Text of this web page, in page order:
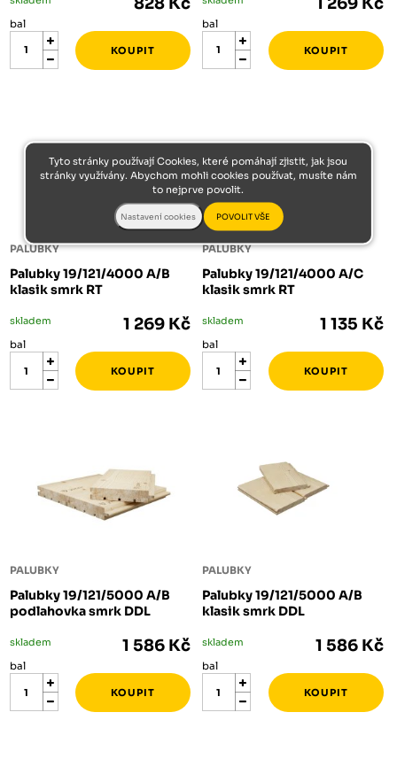
bal bal
PALUBKY
Palubky 19/121/4000 A/B
klasik smrk RT
skladem 1 269 Kč
bal
PALUBKY
Palubky 19/121/4000 A/C
klasik smrk RT
skladem 1 135 Kč
bal
PALUBKY
Palubky 19/121/5000 A/B
podlahovka smrk DDL
skladem 1 586 Kč
bal
PALUBKY
Palubky 19/121/5000 A/B
klasik smrk DDL
skladem 1 586 Kč
bal
Tyto stránky používají Cookies, které pomáhají zjistit, jak jsou
stránky využívány. Abychom mohli cookies používat, musíte nám
to nejprve povolit.